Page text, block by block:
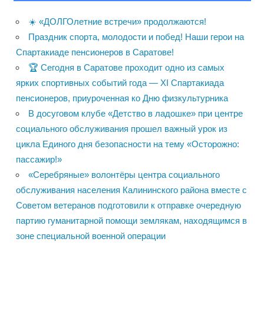
☀️ «ДОЛГОлетние встречи» продолжаются!
Праздник спорта, молодости и побед! Наши герои на
Спартакиаде пенсионеров в Саратове!
🏆 Сегодня в Саратове проходит одно из самых
ярких спортивных событий года — XI Спартакиада
пенсионеров, приуроченная ко Дню физкультурника
В досуговом клубе «Детство в ладошке» при центре
социального обслуживания прошел важный урок из
цикла Единого дня безопасности на тему «Осторожно:
пассажир!»
«Серебряные» волонтёры центра социального
обслуживания населения Калининского района вместе с
Советом ветеранов подготовили к отправке очередную
партию гуманитарной помощи землякам, находящимся в
зоне специальной военной операции